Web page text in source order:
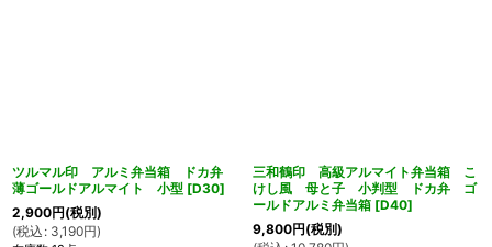
ツルマル印 アルミ弁当箱 ドカ弁
薄ゴールドアルマイト 小型 [D30]
2,900円(税別)
(税込 : 3,190円)
三和鶴印 高級アルマイト弁当箱 こ
けし風 母と子 小判型 ドカ弁 ゴ
ールドアルミ弁当箱 [D40]
9,800円(税別)